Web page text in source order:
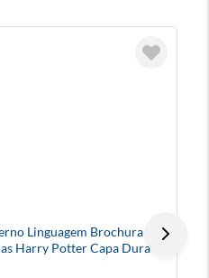
Linguagem Brochura 80
Harry Potter Capa Dura